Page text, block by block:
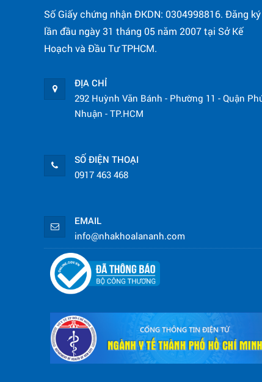
Số Giấy chứng nhận ĐKDN: 0304998816. Đăng ký
lần đầu ngày 31 tháng 05 năm 2007 tại Sở Kế
Hoạch và Đầu Tư TPHCM.
ĐỊA CHỈ
292 Huỳnh Văn Bánh - Phường 11 - Quận
Nhuận - TP.HCM
SỐ ĐIỆN THOẠI
0917 463 468
EMAIL
info@nhakhoalananh.com